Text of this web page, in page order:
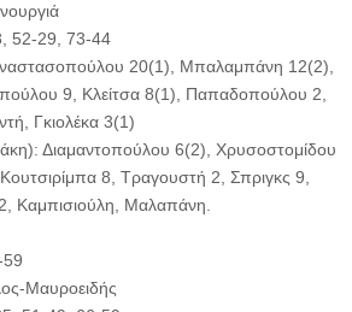
52-29, 73-44
20(1), Μπαλαμπάνη 12(2),
9, Κλείτσα 8(1), Παπαδοπούλου 2,
Γκιολέκα 3(1)
Διαμαντοπούλου 6(2), Χρυσοστομίδου
8, Τραγουστή 2, Σπριγκς 9,
Καμπισιούλη, Μαλαπάνη.
59
Μαυροειδής